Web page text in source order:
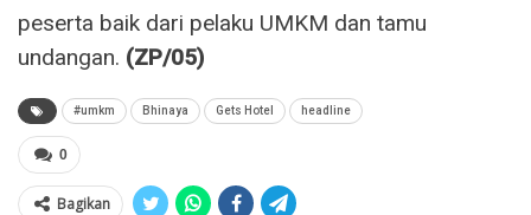
peserta baik dari pelaku UMKM dan tamu
undangan. (ZP/05)
#umkm Bhinaya Gets Hotel headline
0
Bagikan